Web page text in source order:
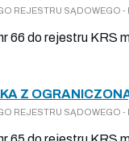
REJESTRU
66 do rejestru KRS
Z
REJESTRU